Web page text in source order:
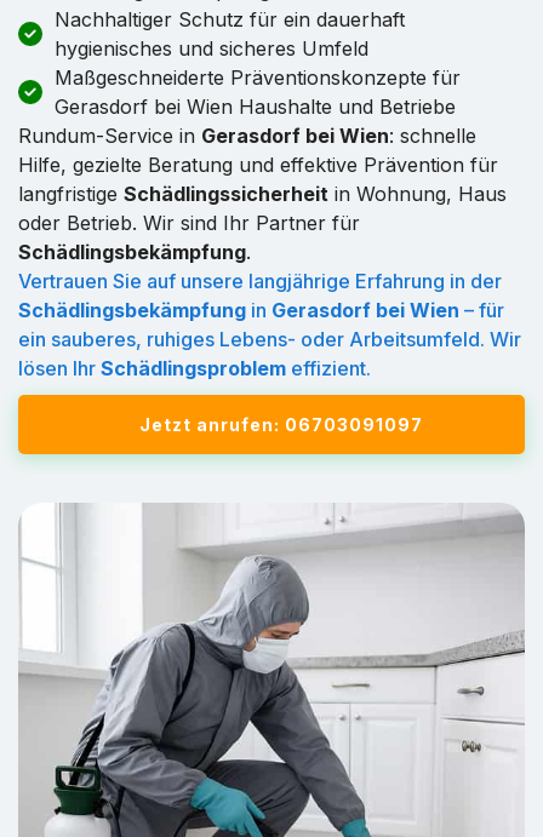
Nachhaltiger Schutz für ein dauerhaft
hygienisches und sicheres Umfeld
Maßgeschneiderte Präventionskonzepte für
Gerasdorf bei Wien Haushalte und Betriebe
Rundum-Service in Gerasdorf bei Wien: schnelle
Hilfe, gezielte Beratung und effektive Prävention für
langfristige Schädlingssicherheit in Wohnung, Haus
oder Betrieb. Wir sind Ihr Partner für
Schädlingsbekämpfung.
Vertrauen Sie auf unsere langjährige Erfahrung in der
Schädlingsbekämpfung in Gerasdorf bei Wien – für
ein sauberes, ruhiges Lebens- oder Arbeitsumfeld. Wir
lösen Ihr Schädlingsproblem effizient.
Jetzt anrufen: 06703091097